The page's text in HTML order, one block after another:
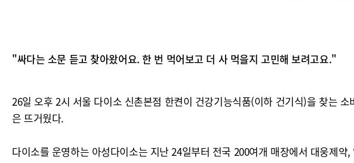
"싸다는 소문 듣고 찾아왔어요. 한 번 먹어보고 더 사 먹을지 고민해 보려고요."
26일 오후 2시 서울 다이소 신촌본점 한켠이 건강기능식품(이하 건기식)을 찾는
은 뜨거웠다.
다이소를 운영하는 아성다이소는 지난 24일부터 전국 200여개 매장에서 대웅제